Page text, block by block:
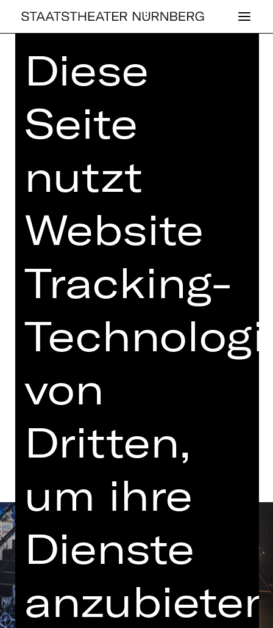
Home >
Mann, was nun?
KLEI­NER MANN,
WAS NUN?
nach dem Roman von Hans Fallada
Regie: Marcel Kohler
Sonntag, 13.12.2026
18.00 - 21.15 Uhr
Schauspielhaus
Abo BR2
Termine und Besetzung
Diese
Seite
nutzt
Website
Tracking-
von
Dritten,
um ihre
Dienste